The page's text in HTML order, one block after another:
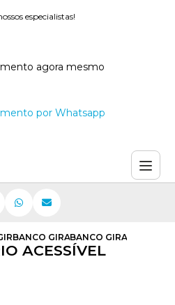
especialistas!
agora mesmo
por Whatsapp
PARA CARROS
BANCO GIRATORIO PARA CARROS
BANCO GIRATORIO
ACESSÍVEL